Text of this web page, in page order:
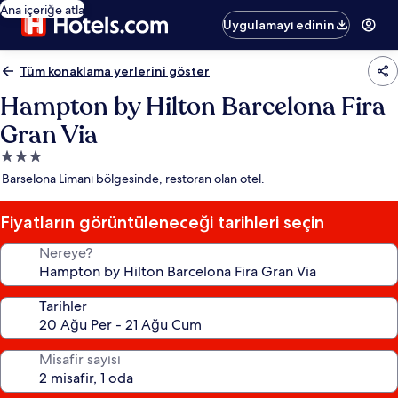
Ana içeriğe atla
Uygulamayı edinin
Tüm konaklama yerlerini göster
Hampton by Hilton Barcelona Fira
Gran Via
3.0
yıldızlı
yeri
Barselona Limanı bölgesinde, restoran olan otel.
Fiyatların görüntüleneceği tarihleri seçin
Nereye?
Tarihler
Misafir sayısı